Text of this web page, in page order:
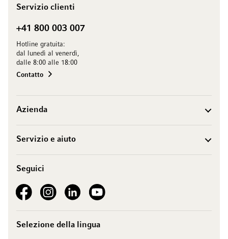
Servizio clienti
+41 800 003 007
Hotline gratuita:
dal lunedì al venerdì,
dalle 8:00 alle 18:00
Contatto
Azienda
Servizio e aiuto
Seguici
See our FacebookSee our Instagram account
See our LinkedInSee our YouTube channel
Selezione della lingua